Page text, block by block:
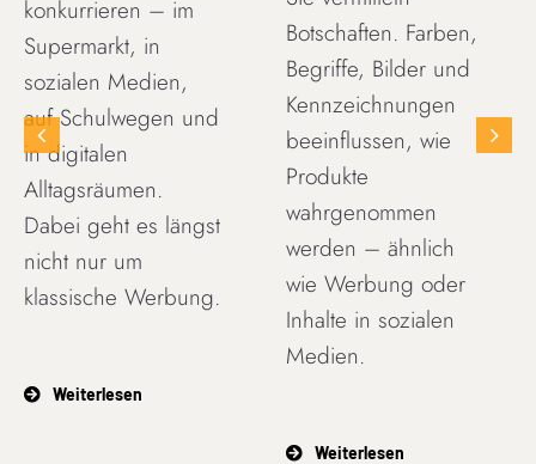
konkurrieren – im
Supermarkt, in
sozialen Medien,
auf Schulwegen und
in digitalen
Alltagsräumen.
Dabei geht es längst
nicht nur um
klassische Werbung.
Weiterlesen
Botschaften. Farben,
Begriffe, Bilder und
Kennzeichnungen
beeinflussen, wie
Produkte
wahrgenommen
werden – ähnlich
wie Werbung oder
Inhalte in sozialen
Medien.
Weiterlesen